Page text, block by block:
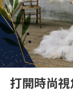
打開時尚